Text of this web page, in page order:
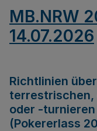
MB.NRW
14.07.2026
Richtlinien
terrestrischen,
oder -
(Pokererlass